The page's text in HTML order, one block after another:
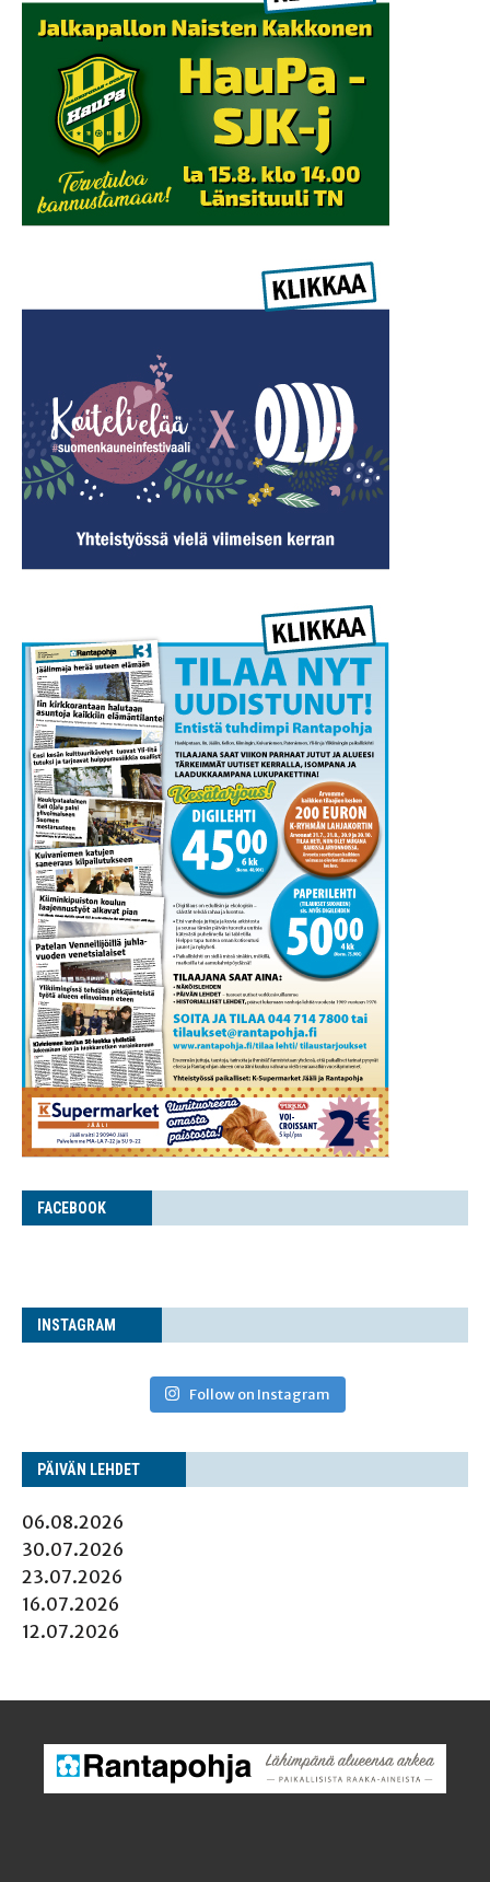
FACE­BOOK
INS­TA­GRAM
Follow on Instagram
PÄI­VÄN LEHDET
06.08.2026
30.07.2026
23.07.2026
16.07.2026
12.07.2026